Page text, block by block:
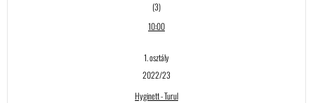
(3)
10:00
1. osztály
2022/23
Hyginett - Turul